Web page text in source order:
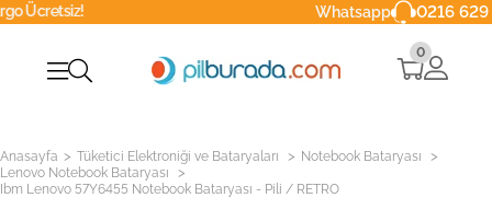
Whatsapp 0216 629 90 40
0
Anasayfa > Tüketici Elektroniği ve Bataryaları > Notebook Bataryası >
Lenovo Notebook Bataryası >
Ibm Lenovo 57Y6455 Notebook Bataryası - Pili / RETRO